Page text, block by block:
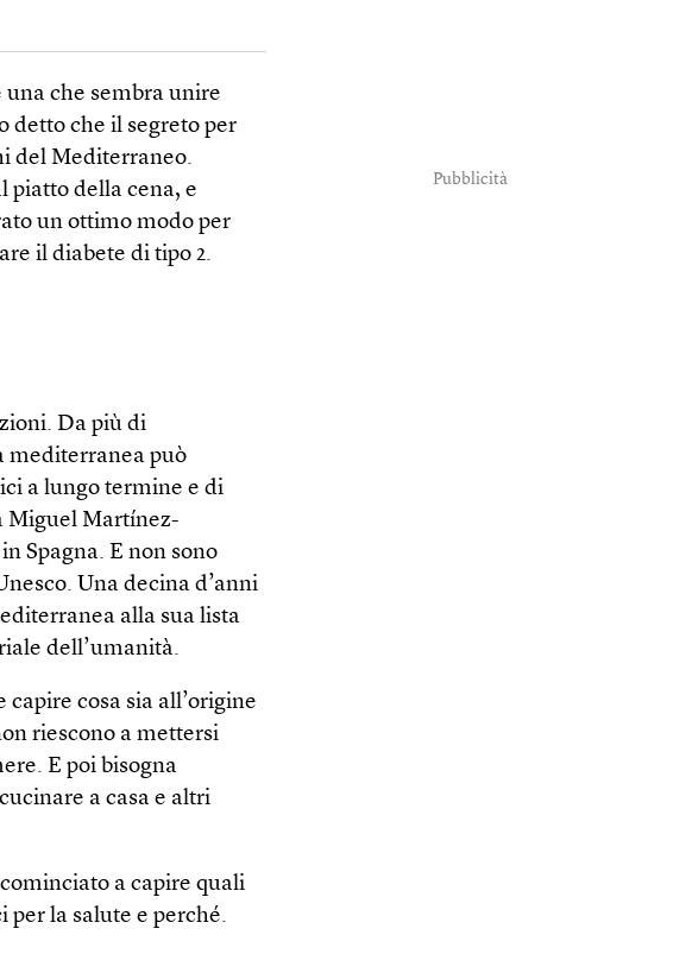
una che sembra unire
detto che il segreto per
del Mediterraneo.
piatto della cena, e
un ottimo modo per
il diabete di tipo 2.
Da più di
mediterranea può
a lungo termine e di
Miguel Martínez-
Spagna. E non sono
Una decina d’anni
alla sua lista
dell’umanità.
cosa sia all’origine
riescono a mettersi
E poi bisogna
a casa e altri
a capire quali
la salute e perché.
Pubblicità